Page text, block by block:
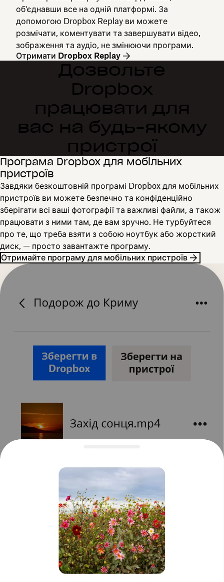
об'єднавши все на одній платформі. За
допомогою Dropbox Replay ви можете
розмічати, коментувати та завершувати відео,
зображення та аудіо, не змінюючи програми.
Отримати Dropbox Replay
Дозвольте
Dropbox
працювати для
вас на будь-якому
пристрої
Програма Dropbox для мобільних
пристроїв
Завдяки безкоштовній програмі Dropbox для мобільних
пристроїв ви можете безпечно та конфіденційно
зберігати всі ваші фотографії та важливі файли, а також
працювати з ними там, де вам зручно. Не турбуйтеся
про те, що треба взяти з собою ноутбук або жорсткий
диск, — просто завантажте програму.
Отримайте програму для мобільних пристроїв